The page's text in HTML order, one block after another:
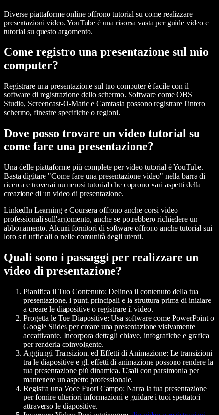
Diverse piattaforme online offrono tutorial su come realizzare
presentazioni video. YouTube è una risorsa vasta per guide video e
tutorial su questo argomento.
Come registro una presentazione sul mio
computer?
Registrare una presentazione sul tuo computer è facile con il
software di registrazione dello schermo. Software come OBS
Studio, Screencast-O-Matic e Camtasia possono registrare l'intero
schermo, finestre specifiche o regioni.
Dove posso trovare un video tutorial su
come fare una presentazione?
Una delle piattaforme più complete per video tutorial è YouTube.
Basta digitare "Come fare una presentazione video" nella barra di
ricerca e troverai numerosi tutorial che coprono vari aspetti della
creazione di un video di presentazione.
LinkedIn Learning e Coursera offrono anche corsi video
professionali sull'argomento, anche se potrebbero richiedere un
abbonamento. Alcuni fornitori di software offrono anche tutorial sui
loro siti ufficiali o nelle comunità degli utenti.
Quali sono i passaggi per realizzare un
video di presentazione?
Pianifica il Tuo Contenuto: Delinea il contenuto della tua
presentazione, i punti principali e la struttura prima di iniziare
a creare le diapositive o registrare il video.
Progetta le Tue Diapositive: Usa software come PowerPoint o
Google Slides per creare una presentazione visivamente
accattivante. Incorpora dettagli chiave, infografiche e grafica
per renderla coinvolgente.
Aggiungi Transizioni ed Effetti di Animazione: Le transizioni
tra le diapositive e gli effetti di animazione possono rendere la
tua presentazione più dinamica. Usali con parsimonia per
mantenere un aspetto professionale.
Registra una Voce Fuori Campo: Narra la tua presentazione
per fornire ulteriori informazioni e guidare i tuoi spettatori
attraverso le diapositive.